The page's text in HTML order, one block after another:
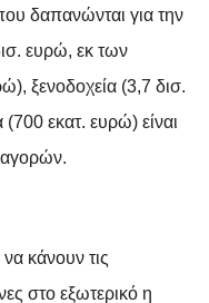
δαπανώνται για την
ευρώ, εκ των
ξενοδοχεία (3,7 δισ.
(700 εκατ. ευρώ) είναι
αγορών.
κάνουν τις
στο εξωτερικό η